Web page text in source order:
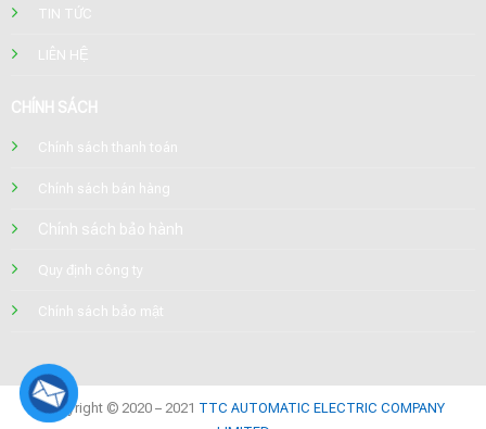
TIN TỨC
LIÊN HỆ
CHÍNH SÁCH
Chính sách thanh toán
Chính sách bán hàng
Chính sách bảo hành
Quy định công ty
Chính sách bảo mật
Copyright © 2020 – 2021 TTC AUTOMATIC ELECTRIC COMPANY